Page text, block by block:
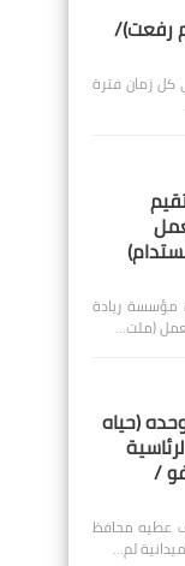
رفعت)/
كل زمان فترة
رؤية مصر ٢٠٣٠ أقامت مؤسسة ريادة
(حياه
/
عطيه محافظ
لم…